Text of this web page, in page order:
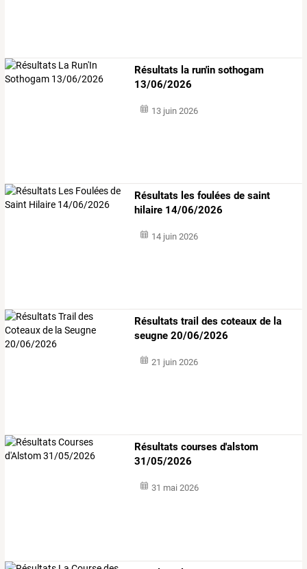
Résultats la run'in sothogam
13/06/2026
13 juin 2026
Résultats les foulées de saint
hilaire 14/06/2026
14 juin 2026
Résultats trail des coteaux de la
seugne 20/06/2026
21 juin 2026
Résultats courses d'alstom
31/05/2026
31 mai 2026